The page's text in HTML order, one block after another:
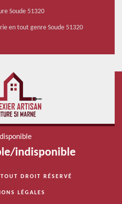
Soude 51320
en tout genre Soude 51320
/indisponible
DROIT RÉSERVÉ
LÉGALES